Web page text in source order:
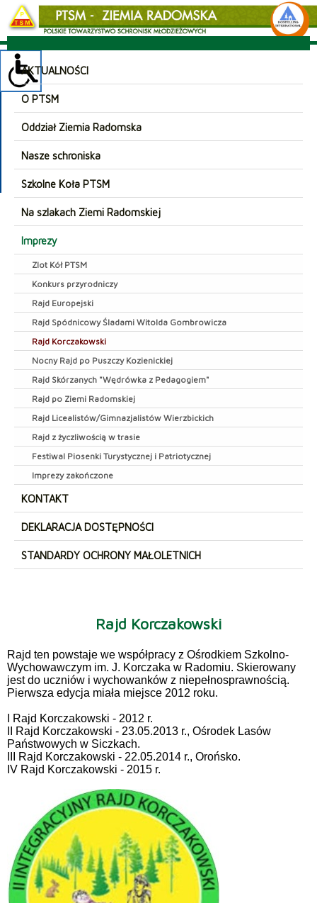
AKTUALNOŚCI
O PTSM
Oddział Ziemia Radomska
Nasze schroniska
Szkolne Koła PTSM
Na szlakach Ziemi Radomskiej
Imprezy
Zlot Kół PTSM
Konkurs przyrodniczy
Rajd Europejski
Rajd Spódnicowy Śladami Witolda Gombrowicza
Rajd Korczakowski
Nocny Rajd po Puszczy Kozienickiej
Rajd Skórzanych "Wędrówka z Pedagogiem"
Rajd po Ziemi Radomskiej
Rajd Licealistów/Gimnazjalistów Wierzbickich
Rajd z życzliwością w trasie
Festiwal Piosenki Turystycznej i Patriotycznej
Imprezy zakończone
KONTAKT
DEKLARACJA DOSTĘPNOŚCI
STANDARDY OCHRONY MAŁOLETNICH
Rajd Korczakowski
Rajd ten powstaje we współpracy z Ośrodkiem Szkolno-
Wychowawczym im. J. Korczaka w Radomiu. Skierowany
jest do uczniów i wychowanków z niepełnosprawnością.
Pierwsza edycja miała miejsce 2012 roku.
I Rajd Korczakowski - 2012 r.
II Rajd Korczakowski - 23.05.2013 r., Ośrodek Lasów
Państwowych w Siczkach.
III Rajd Korczakowski - 22.05.2014 r., Orońsko.
IV Rajd Korczakowski - 2015 r.